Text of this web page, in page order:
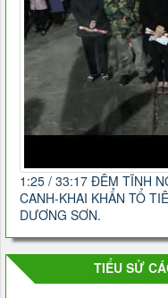
1:25 / 33:17 ĐÊM TĨNH
CANH-KHAI KHẨN TỔ
DƯƠNG SƠN.
TIỂU SỬ